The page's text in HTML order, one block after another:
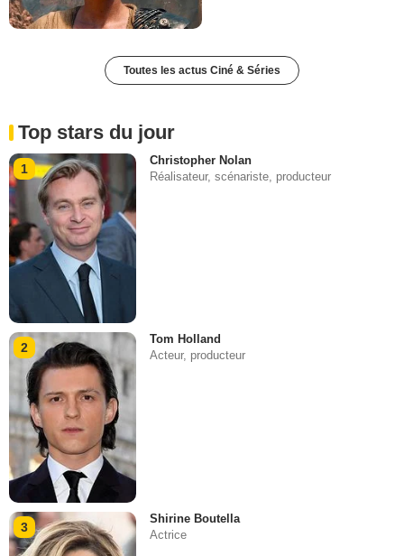
Toutes les actus Ciné & Séries
Top stars du jour
1
Christopher Nolan
Réalisateur, scénariste, producteur
2
Tom Holland
Acteur, producteur
3
Shirine Boutella
Actrice